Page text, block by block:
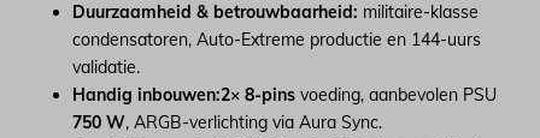
Duurzaamheid & betrouwbaarheid: militaire-klasse
condensatoren, Auto-Extreme productie en 144-uurs
validatie.
Handig inbouwen:2× 8-pins voeding, aanbevolen PSU
750 W, ARGB-verlichting via Aura Sync.